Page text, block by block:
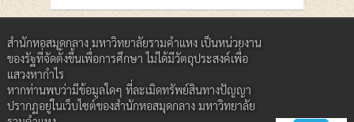
สำนักหอสมุดกลาง มหาวิทยาลัยรามคำแหง เป็นหน่วยงาน
ของรัฐที่จัดตั้งขึ้นเพื่อการศึกษา ไม่ได้มีวัตถุประสงค์เพื่อ
แสวงหากำไร
หากท่านพบว่ามีข้อมูลใดๆ ที่ละเมิดทรัพย์สินทางปัญญา
ปรากฏอยู่ในเว็บไซต์ของสำนักหอสมุดกลาง มหาวิทยาลัย